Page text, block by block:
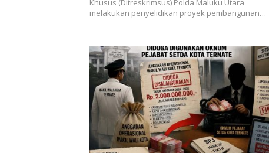
Khusus (Ditreskrimsus) Polda Maluku Utara
melakukan penyelidikan proyek pembangunan…